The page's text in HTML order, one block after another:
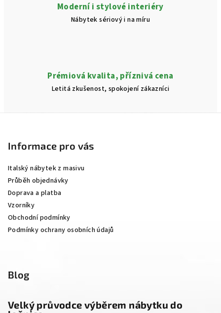
Moderní i stylové interiéry
Nábytek sériový i na míru
Prémiová kvalita, příznivá cena
Letitá zkušenost, spokojení zákazníci
Informace pro vás
Italský nábytek z masivu
Průběh objednávky
Doprava a platba
Vzorníky
Obchodní podmínky
Podmínky ochrany osobních údajů
Blog
Velký průvodce výběrem nábytku do